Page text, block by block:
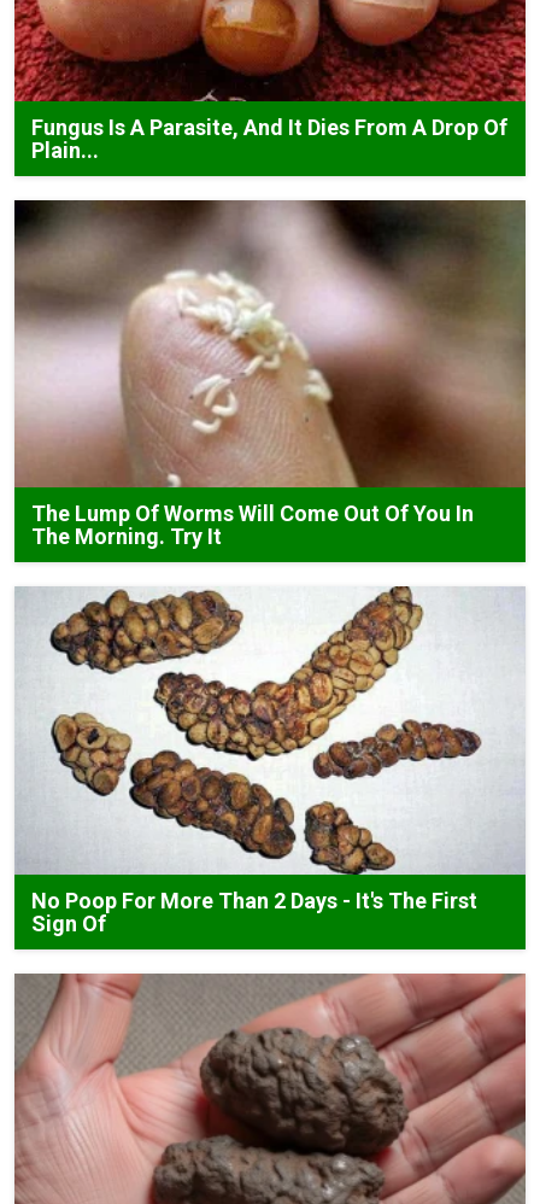
Fungus Is A Parasite, And It Dies From A Drop Of
Plain...
The Lump Of Worms Will Come Out Of You In
The Morning. Try It
No Poop For More Than 2 Days - It's The First
Sign Of